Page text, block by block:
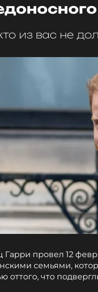
из вас не
Гарри провел 12
семьями,
оттого, что